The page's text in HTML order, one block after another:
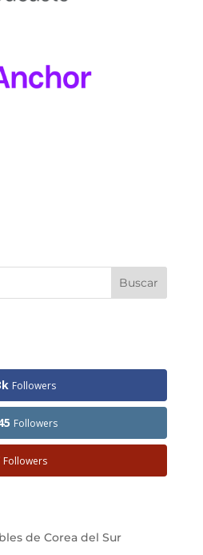
Followers
Followers
Followers
de Corea del Sur